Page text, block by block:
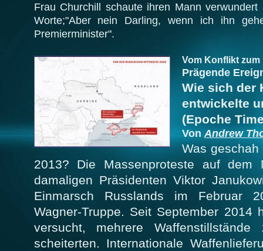
Frau Churchill schaute ihren Mann
Worte;"Aber nein Darling, wenn ich ihn
Premierminister".
Vom Konflikt
Prägende
Wie sich der
entwickelte
(Epoche
VonAndrew
Was
2013? Die Massenproteste auf dem
damaligen Präsidenten Viktor
Einmarsch Russlands im Februar
Wagner-Truppe. Seit September 2014
versucht, mehrere
scheiterten. Internationale